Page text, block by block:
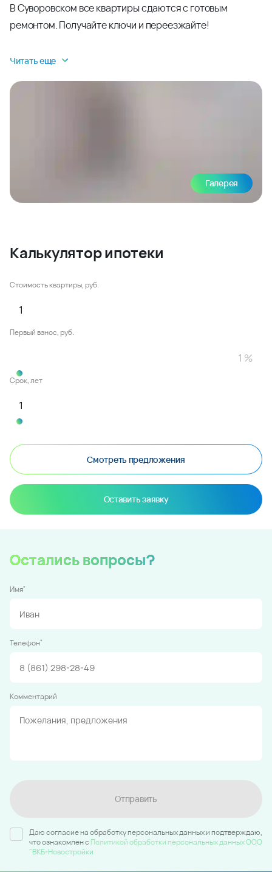
В Суворовском все квартиры сдаются с готовым
ремонтом. Получайте ключи и переезжайте!
Читать еще
Галерея
Калькулятор ипотеки
Стоимость квартиры, руб.
Первый взнос, руб.
Срок, лет
Смотреть предложения
Оставить заявку
Остались вопросы?
Имя*
Телефон*
Комментарий
Отправить
Даю согласие на обработку персональных данных и подтверждаю,
что ознакомлен c Политикой обработки персональных данных ООО
"ВКБ-Новостройки